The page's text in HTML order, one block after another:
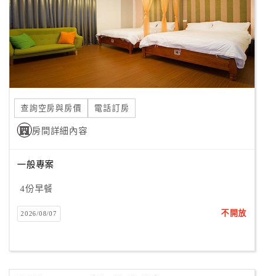
計
劃
品
宣
傳
查詢空房與房價 電話訂房
房間詳細內容
一般專案
4份早餐
2026/08/07 不開放